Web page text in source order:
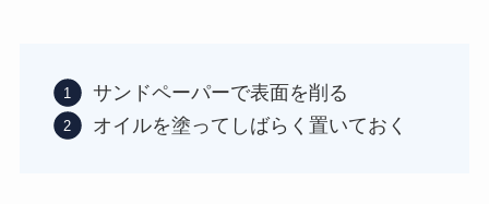
サンドペーパーで表面を削る
オイルを塗ってしばらく置いておく